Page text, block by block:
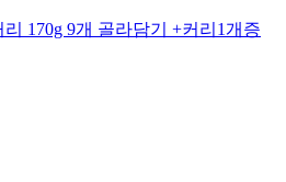
170g 9개 골라담기 +커리1개증